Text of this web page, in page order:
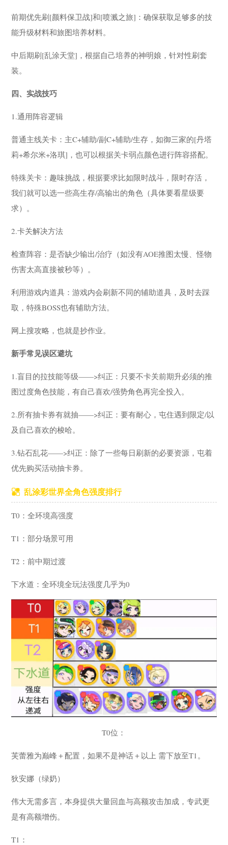
前期优先刷[颜料保卫战]和[喷溅之旅]：确保获取足够多的技
能升级材料和旅图培养材料。
中后期刷[乱涂天堂]，根据自己培养的神明娘，针对性刷套
装。
四、实战技巧
1.通用阵容逻辑
普通主线关卡：主C+辅助/副C+辅助/生存，如御三家的[丹塔
莉+希尔米+洛琪]，也可以根据关卡弱点颜色进行阵容搭配。
特殊关卡：趣味挑战，根据要求比如限时战斗，限时存活，
我们就可以选一些高生存/高输出的角色（具体要看星级要
求）。
2.卡关解决方法
检查阵容：是否缺少输出/治疗（如没有AOE推图太慢、怪物
伤害太高直接被秒等）。
利用游戏内道具：游戏内会刷新不同的辅助道具，及时去踩
取，特殊BOSS也有辅助方法。
网上搜攻略，也就是抄作业。
新手常见误区避坑
1.盲目的拉技能等级——>纠正：只要不卡关前期升必须的推
图过度角色技能，有自己喜欢/强势角色再完全投入。
2.所有抽卡券有就抽——>纠正：要有耐心，屯住遇到限定/以
及自己喜欢的梭哈。
3.钻石乱花——>纠正：除了一些每日刷新的必要资源，屯着
优先购买活动抽卡券。
乱涂彩世界全角色强度排行
T0：全环境高强度
T1：部分场景可用
T2：前中期过渡
下水道：全环境全玩法强度几乎为0
T0位：
芙蕾雅为巅峰＋配置，如果不是神话＋以上 需下放至T1。
狄安娜（绿奶）
伟大无需多言，本身提供大量回血与高额攻击加成，专武更
是有高额增伤。
T1：